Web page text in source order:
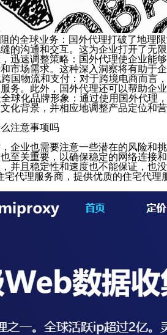
的全球业务：国外代理打破了地理
的沟通和交互。这为企业打开了无
迅速调整策略：国外代理使企业能
市场需求。这种深入洞察将有助于
国物流和支付：对于跨境电商而言
务。此外，国外代理还可以帮助企
球化品牌形象：通过使用国外代理
化背景，并相应地调整产品定位和
注意事项吗
企业也需要注意一些潜在的风险和
至关重要，以确保稳定的网络连接
并且稳定性和速度也不能保证，也
代理服务商，提供优质的住宅代